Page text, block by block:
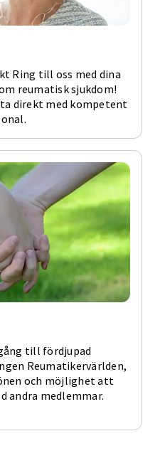
Ring till oss med dina
reumatisk sjukdom!
direkt med kompetent
till fördjupad
Reumatikervärlden,
och möjlighet att
andra medlemmar.